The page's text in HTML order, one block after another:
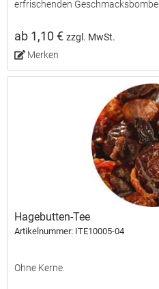
erfrischenden Geschmacksbombe.
ab 1,10 €zzgl. MwSt.
Merken
Hagebutten-Tee
Artikelnummer: ITE10005-04
Ohne Kerne.